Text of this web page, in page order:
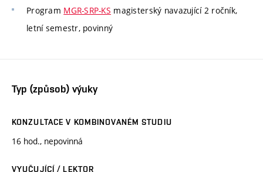
Program MGR-SRP-KS magisterský navazující 2 ročník,
letní semestr, povinný
Typ (způsob) výuky
KONZULTACE V KOMBINOVANÉM STUDIU
16 hod., nepovinná
VYUČUJÍCÍ / LEKTOR